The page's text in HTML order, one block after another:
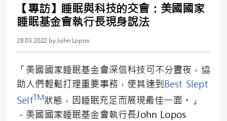
【專訪】睡眠與科技的交會：美國國家
睡眠基金會執行長現身說法
28.03.2022 by John Lopos
「美國國家睡眠基金會深信科技可不分晝夜，協
助人們輕鬆打理重要事務，使其達到Best Slept
SelfTM狀態，因睡眠充足而展現最佳一面。」
－美國國家睡眠基金會執行長John Lopos